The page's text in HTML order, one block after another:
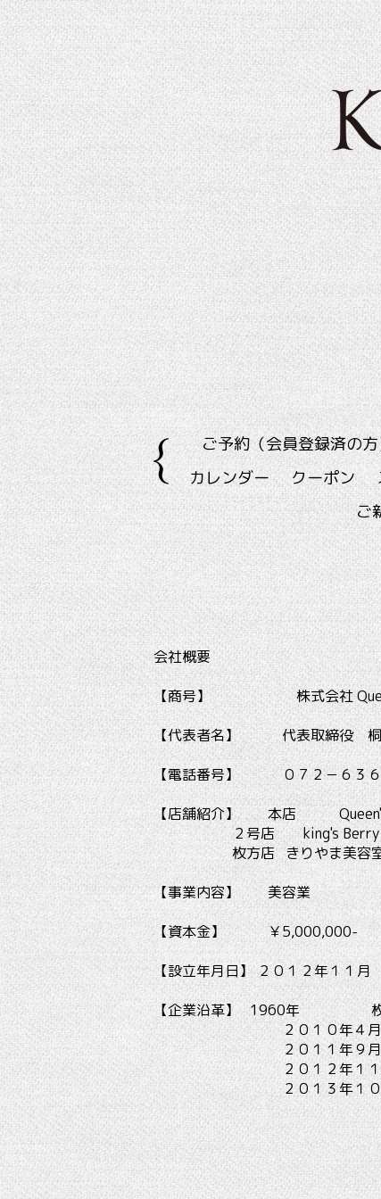
ご予約（会員登録済の
カレンダー
クーポン
ご
会社概要
【商号】 株式会社
【代表者名】 代表取締役 桐
【電話番号】 ０７２－６３６
【店舗紹介】 本店
２号店 king's Berry
枚方店きりやま美容
【事業内容】 美容業
【資本金】 ￥5,000,000-
【設立年月日】 ２０１２年１１
【企業沿革】 1960年
２０１０年４月 摂津市
２０１１年９月
２０１２年１１月 株式
２０１３年１０月 摂津